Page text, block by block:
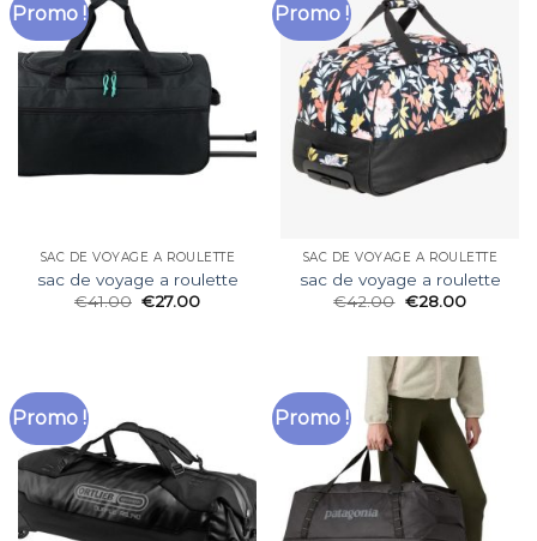
Promo !
SAC DE VOYAGE A ROULETTE
sac de voyage a roulette
€41.00 €27.00
Promo !
SAC DE VOYAGE A ROULETTE
sac de voyage a roulette
€42.00 €28.00
Promo ! Promo !